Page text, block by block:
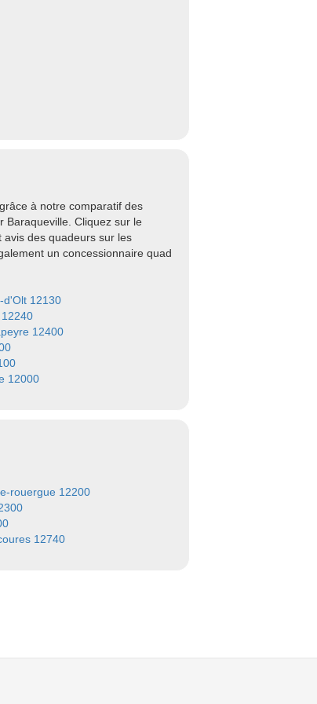
à notre comparatif des
Baraqueville. Cliquez sur le
des quadeurs sur les
un concessionnaire quad
d'Olt 12130
12400
12000
rouergue 12200
12740